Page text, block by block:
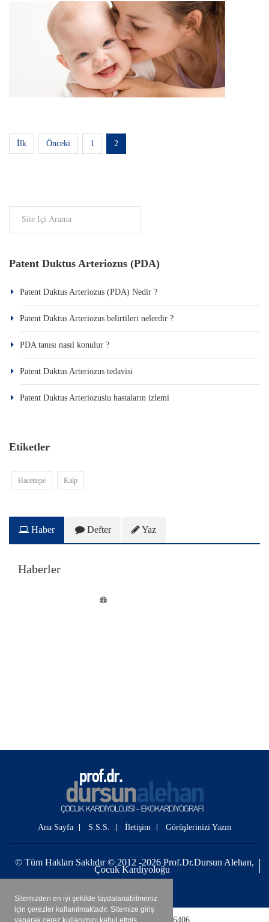
Sitemizden en iyi şekilde faydalanabilmeniz
için çerezler kullanılmaktadır. Sitemize giriş
yaparak çerez kullanımını kabul etmiş
İlk Önceki 1 2
Patent Duktus Arteriozus (PDA)
Patent Duktus Arteriozus (PDA) Nedir ?
Patent Duktus Arteriozus belirtileri nelerdir ?
PDA tanısı nasıl konulur ?
Patent Duktus Arteriozus tedavisi
Patent Duktus Arteriozuslu hastaların izlemi
Etiketler
Hacettepe Kalp
Haber Defter Yaz
Haberler
Ana Sayfa S.S.S. İletişim Görüşlerinizi Yazın
© Tüm Hakları Saklıdır © 2012 -2026 Prof.Dr.Dursun Alehan,
Çocuk Kardiyoloğu
Bugün : 774|Toplam : 4086406